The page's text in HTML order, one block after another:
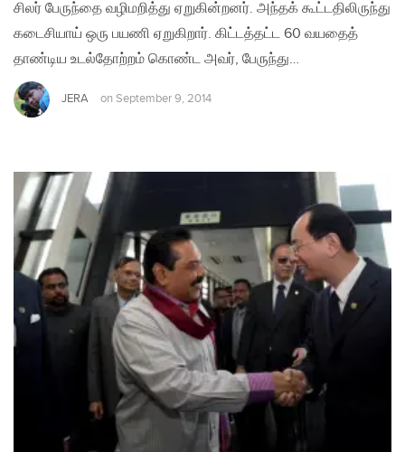
சிலர் பேருந்தை வழிமறித்து ஏறுகின்றனர். அந்தக் கூட்டதிலிருந்து
கடைசியாய் ஒரு பயணி ஏறுகிறார். கிட்டத்தட்ட 60 வயதைத்
தாண்டிய உடல்தோற்றம் கொண்ட அவர், பேருந்து…
JERA on September 9, 2014